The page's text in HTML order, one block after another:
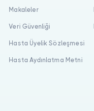
Makaleler
Veri Güvenliği
Hasta Üyelik Sözleşmesi
Hasta Aydınlatma Metni